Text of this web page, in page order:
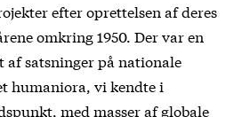
efter oprettelsen af deres
omkring 1950. Der var en
satsninger på nationale
humaniora, vi kendte i
med masser af globale